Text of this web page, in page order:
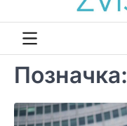
Позначка: